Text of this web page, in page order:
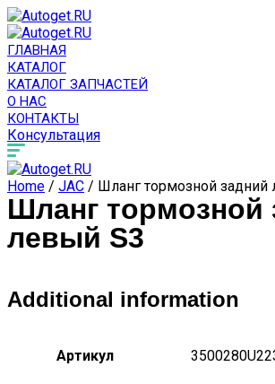
ГЛАВНАЯ
КАТАЛОГ
КАТАЛОГ ЗАПЧАСТЕЙ
О НАС
КОНТАКТЫ
Консультация
Home / JAC / Шланг тормозной задний
Шланг тормозной
левый S3
Additional information
Артикул